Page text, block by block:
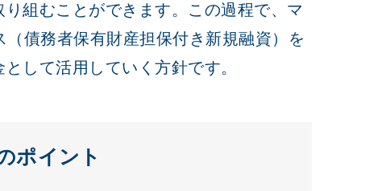
組むことができます。この過程で、マ
債務者保有財産担保付き新規融資）を
して活用していく方針です。
ポイント